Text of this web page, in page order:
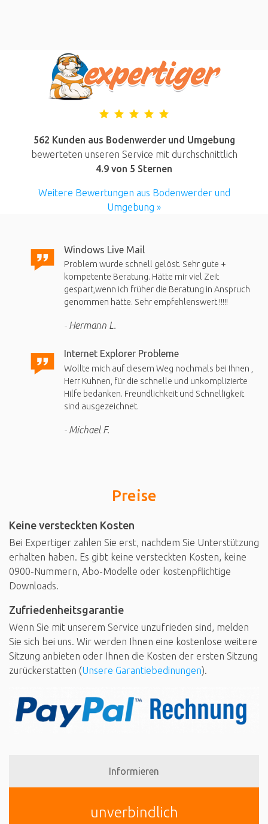
562 Kunden aus Bodenwerder und Umgebung
bewerteten unseren Service mit durchschnittlich
4.9 von 5 Sternen
Weitere Bewertungen aus Bodenwerder und
Umgebung »
Windows Live Mail
Problem wurde schnell gelöst. Sehr gute +
kompetente Beratung. Hätte mir viel Zeit
gespart,wenn ich früher die Beratung in Anspruch
genommen hätte. Sehr empfehlenswert !!!!!
Hermann L.
Internet Explorer Probleme
Wollte mich auf diesem Weg nochmals bei Ihnen ,
Herr Kuhnen, für die schnelle und unkomplizierte
Hilfe bedanken. Freundlichkeit und Schnelligkeit
sind ausgezeichnet.
Michael F.
Preise
Keine versteckten Kosten
Bei Expertiger zahlen Sie erst, nachdem Sie Unterstützung
erhalten haben. Es gibt keine versteckten Kosten, keine
0900-Nummern, Abo-Modelle oder kostenpflichtige
Downloads.
Zufriedenheitsgarantie
Wenn Sie mit unserem Service unzufrieden sind, melden
Sie sich bei uns. Wir werden Ihnen eine kostenlose weitere
Sitzung anbieten oder Ihnen die Kosten der ersten Sitzung
zurückerstatten (Unsere Garantiebedinungen).
Informieren
unverbindlich